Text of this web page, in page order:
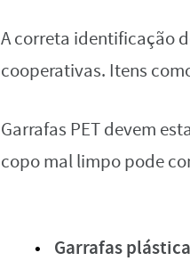
A correta identificação
cooperativas. Itens
Garrafas PET devem
copo mal limpo pode
Garrafas